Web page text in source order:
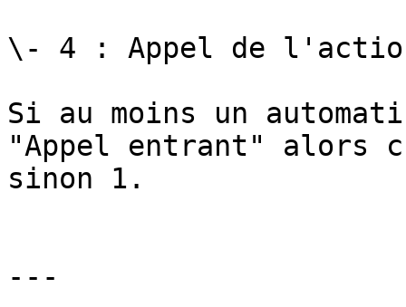
\- 4 : Appel de
Si au moins un
"Appel entrant" alors
sinon 1.
---